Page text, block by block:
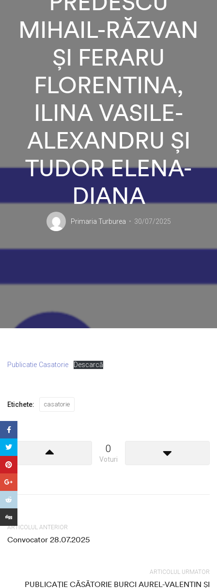
MIHAIL-RĂZVAN
ȘI FERARU
FLORENTINA,
ILINA VASILE-
ALEXANDRU ȘI
TUDOR ELENA-
DIANA
Primaria Turburea 30/07/2025
Publicatie Casatorie Descarcă
Etichete: casatorie
0
Voturi
ARTICOLUL ANTERIOR
Convocator 28.07.2025
ARTICOLUL URMATOR
PUBLICAȚIE CĂSĂTORIE BURCI AUREL-VALENTIN ȘI